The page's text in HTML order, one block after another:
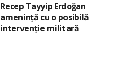
Recep Tayyip Erdoğan
amenință cu o posibilă
intervenție militară